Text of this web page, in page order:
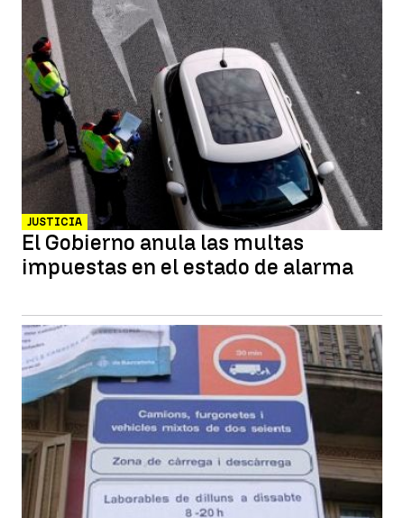
JUSTICIA
El Gobierno anula las multas
impuestas en el estado de alarma